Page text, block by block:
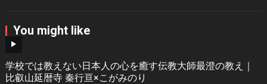
You might like
学校では教えない日本人の心を癒す伝教大師最澄の教え｜
比叡山延暦寺 秦行亘×こがみのり